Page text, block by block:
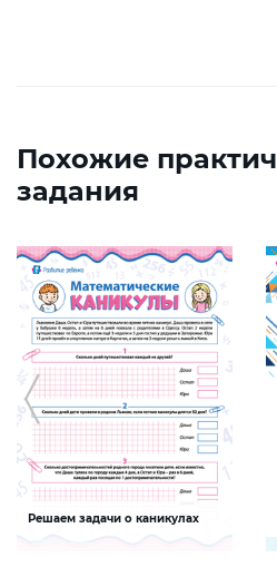
Похожие
задания
Решаем задачи о каникулах